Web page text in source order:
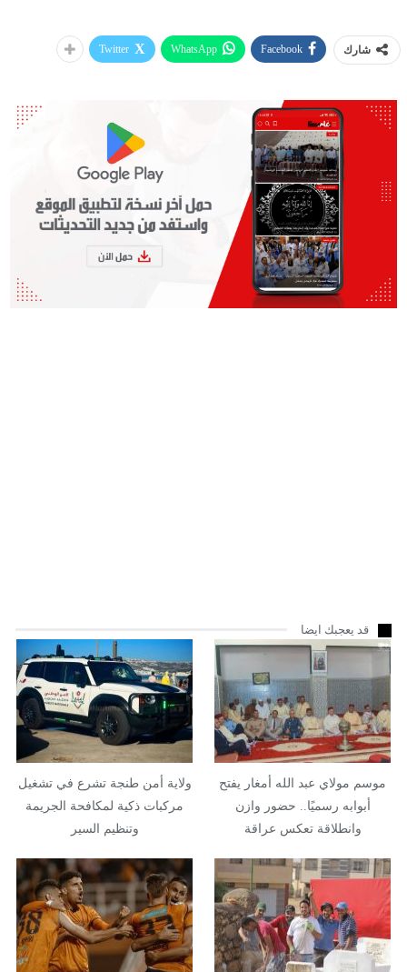
شارك Facebook
WhatsApp
Twitter
قد يعجبك ايضا
موسم مولاي عبد الله أمغار يفتح
أبوابه رسميًا.. حضور وازن
وانطلاقة تعكس عراقة
ولاية أمن طنجة تشرع في تشغيل
مركبات ذكية لمكافحة الجريمة
وتنظيم السير